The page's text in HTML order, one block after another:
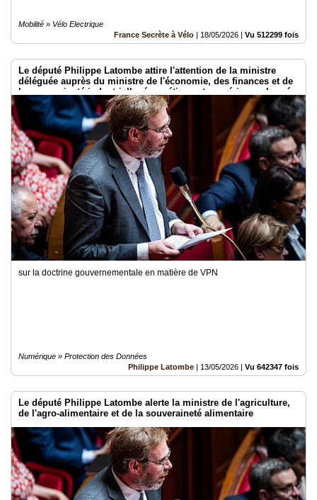
Mobilité » Vélo Electrique
France Secrète à Vélo | 18/05/2026 | Vu 512299 fois
Le député Philippe Latombe attire l'attention de la ministre
déléguée auprès du ministre de l'économie, des finances et de
la souveraineté industrielle, énergétique et numérique, chargée
de l'intelligence artificielle et du numérique
sur la doctrine gouvernementale en matière de VPN
Numérique » Protection des Données
Philippe Latombe | 13/05/2026 | Vu 642347 fois
Le député Philippe Latombe alerte la ministre de l'agriculture,
de l'agro-alimentaire et de la souveraineté alimentaire